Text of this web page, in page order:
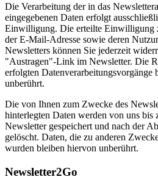
Die Verarbeitung der in das
eingegebenen Daten erfolgt
Einwilligung. Die erteilte Einwilligung
der E-Mail-Adresse sowie deren
Newsletters können Sie jederzeit
"Austragen"-Link im Newsletter. Die
erfolgten Datenverarbeitungsvorgänge
unberührt.
Die von Ihnen zum Zwecke des
hinterlegten Daten werden von uns bis
Newsletter gespeichert und nach der
gelöscht. Daten, die zu anderen
wurden bleiben hiervon unberührt.
Newsletter2Go